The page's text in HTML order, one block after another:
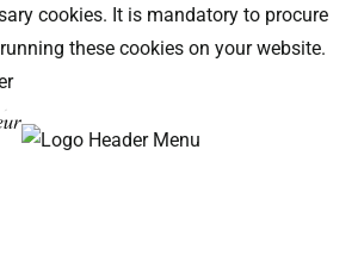
cookies. It is mandatory to procure
these cookies on your website.